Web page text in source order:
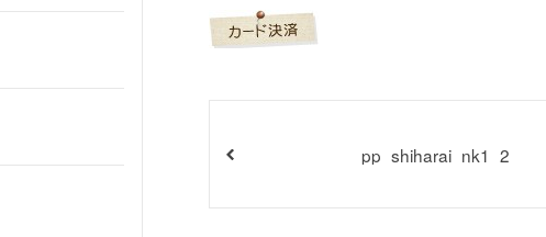
pp_shiharai_nk1_2